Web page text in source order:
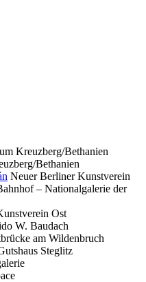
Kreuzberg/Bethanien
Bethanien
Neuer Berliner Kunstverein
– Nationalgalerie der
Ost
W. Baudach
am Wildenbruch
Steglitz